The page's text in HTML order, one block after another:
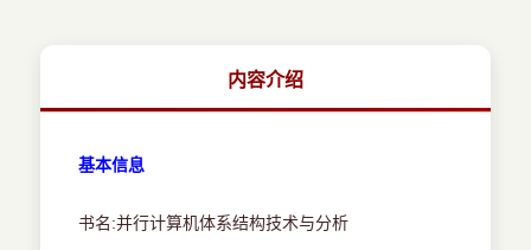
内容介绍
基本信息
书名:并行计算机体系结构技术与分析